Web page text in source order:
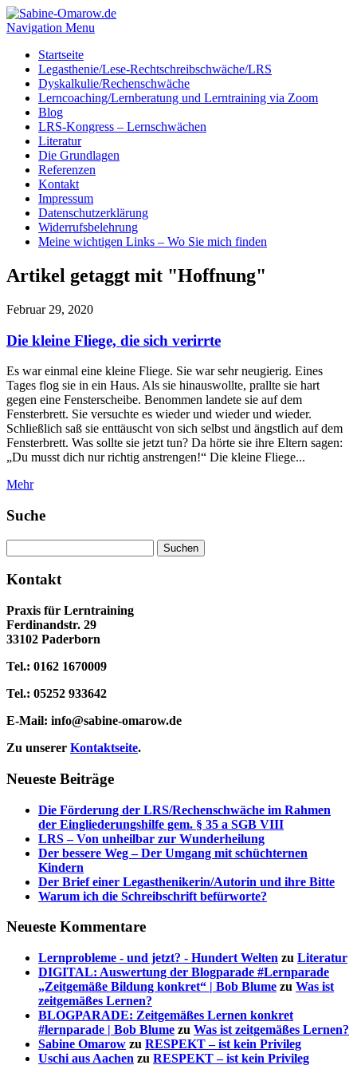
Navigation Menu
Startseite
Legasthenie/Lese-Rechtschreibschwäche/LRS
Dyskalkulie/Rechenschwäche
Lerncoaching/Lernberatung und Lerntraining via Zoom
Blog
LRS-Kongress – Lernschwächen
Literatur
Die Grundlagen
Referenzen
Kontakt
Impressum
Datenschutzerklärung
Widerrufsbelehrung
Meine wichtigen Links – Wo Sie mich finden
Artikel getaggt mit "Hoffnung"
Februar 29, 2020
Die kleine Fliege, die sich verirrte
Es war einmal eine kleine Fliege. Sie war sehr neugierig. Eines
Tages flog sie in ein Haus. Als sie hinauswollte, prallte sie hart
gegen eine Fensterscheibe. Benommen landete sie auf dem
Fensterbrett. Sie versuchte es wieder und wieder und wieder.
Schließlich saß sie enttäuscht von sich selbst und ängstlich auf dem
Fensterbrett. Was sollte sie jetzt tun? Da hörte sie ihre Eltern sagen:
„Du musst dich nur richtig anstrengen!“ Die kleine Fliege...
Mehr
Suche
nach:
Kontakt
Praxis für Lerntraining
Ferdinandstr. 29
33102 Paderborn
Tel.: 0162 1670009
Tel.: 05252 933642
E-Mail: info@sabine-omarow.de
Zu unserer Kontaktseite.
Neueste Beiträge
Die Förderung der LRS/Rechenschwäche im Rahmen
der Eingliederungshilfe gem. § 35 a SGB VIII
LRS – Von unheilbar zur Wunderheilung
Der bessere Weg – Der Umgang mit schüchternen
Kindern
Der Brief einer Legasthenikerin/Autorin und ihre Bitte
Warum ich die Schreibschrift befürworte?
Neueste Kommentare
Lernprobleme - und jetzt? - Hundert Welten zu Literatur
DIGITAL: Auswertung der Blogparade #Lernparade
„Zeitgemäße Bildung konkret“ | Bob Blume zu Was ist
zeitgemäßes Lernen?
BLOGPARADE: Zeitgemäßes Lernen konkret
#lernparade | Bob Blume zu Was ist zeitgemäßes Lernen?
Sabine Omarow zu RESPEKT – ist kein Privileg
Uschi aus Aachen zu RESPEKT – ist kein Privileg